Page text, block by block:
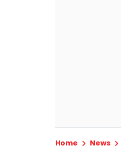
Home News